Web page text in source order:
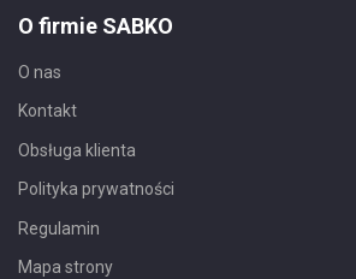
O firmie SABKO
O nas
Kontakt
Obsługa klienta
Polityka prywatności
Regulamin
Mapa strony